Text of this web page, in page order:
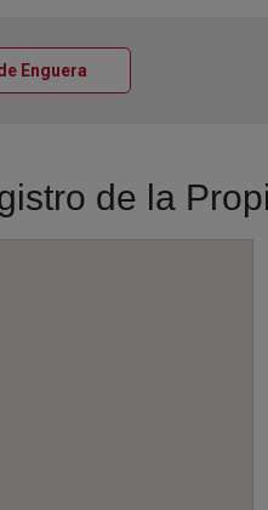
Enguera
de la